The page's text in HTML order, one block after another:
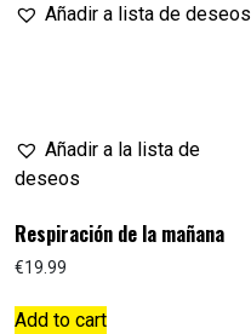
Añadir a lista de deseos
Añadir a la lista de
deseos
Respiración de la mañana
€19.99
Add to cart